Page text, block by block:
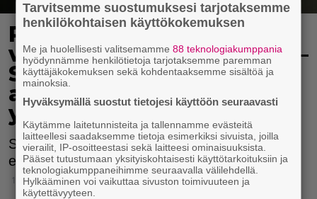
Presidentti Stubb
vierailee tänään Turussa –
Stubbin voi tavata
avoimessa
yleisötilaisuudessa
Stubbin päivän ohjelmaan mahtuu monta
etappia.
14.8.2025 08:15
Tarvitsemme suostumuksesi tarjotaksemme
henkilökohtaisen käyttökokemuksen
Me ja huolellisesti valitsemamme88 teknologiakumppania
hyödynnämme henkilötietoja tarjotaksemme paremman
käyttäjäkokemuksen sekä kohdentaaksemme sisältöä ja
mainoksia.
Hyväksymällä suostut tietojesi käyttöön seuraavasti
Käytämme laitetunnisteita ja tallennamme evästeitä
laitteellesi saadaksemme tietoja esimerkiksi sivuista, joilla
vierailit, IP-osoitteestasi sekä laitteesi ominaisuuksista.
Pääset tutustumaan yksityiskohtaisesti käyttötarkoituksiin ja
teknologiakumppaneihimme seuraavalla välilehdellä.
Hylkääminen voi vaikuttaa sivuston toimivuuteen ja
käytettävyyteen.